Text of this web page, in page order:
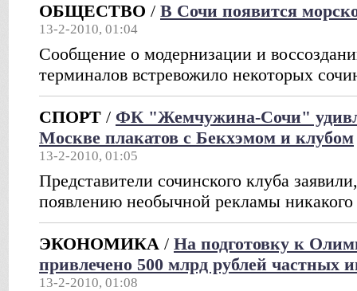
ОБЩЕСТВО / В Сочи появится
13-2-2010, 01:04
Сообщение о модернизации и
терминалов встревожило некоторых
СПОРТ / ФК "Жемчужина-Сочи"
Москве плакатов с Бекхэмом и клубом
13-2-2010, 01:05
Представители сочинского клуба
появлению необычной рекламы
ЭКОНОМИКА / На подготовку к
привлечено 500 млрд рублей частных
13-2-2010, 01:08